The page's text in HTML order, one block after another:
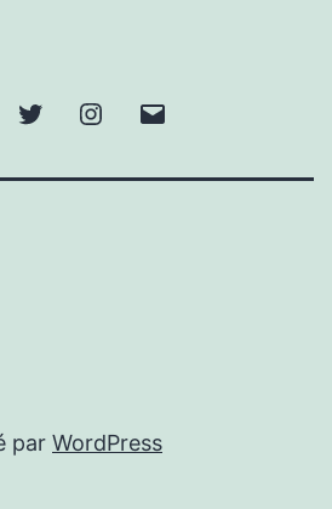
Twitter Instagram
par WordPress